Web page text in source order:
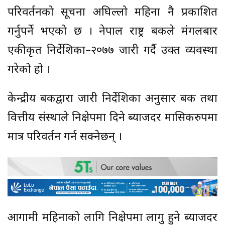
परिवर्तनको सूचना अघिल्लो महिना नै प्रकाशित
गर्नुपर्ने भएको छ । नेपाल राष्ट्र बैंकले मंगलबार
एकीकृत निर्देशिका–२०७७ जारी गर्दै उक्त व्यवस्था
गरेको हो ।
केन्द्रीय बैंकद्वारा जारी निर्देशिका अनुसार बैंक तथा
वित्तीय संस्थाले निक्षेपमा दिने ब्याजदर मासिकरुपमा
मात्र परिवर्तन गर्न सक्नेछन् ।
आगामी महिनाको लागि निक्षेपमा लागु हुने ब्याजदर